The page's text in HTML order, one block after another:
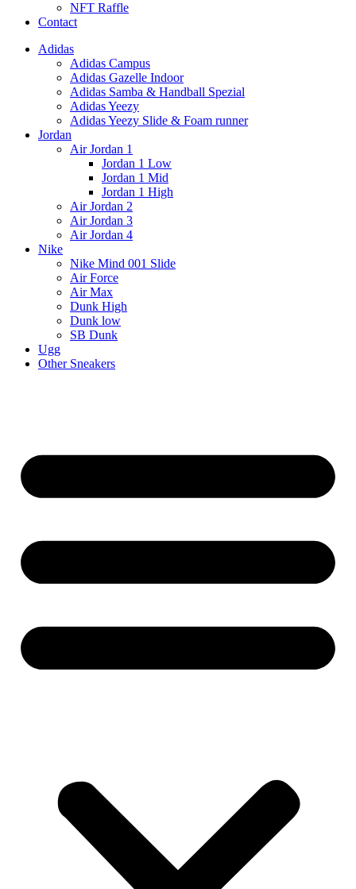
NFT Raffle
Contact
Adidas
Adidas Campus
Adidas Gazelle Indoor
Adidas Samba & Handball Spezial
Adidas Yeezy
Adidas Yeezy Slide & Foam runner
Jordan
Air Jordan 1
Jordan 1 Low
Jordan 1 Mid
Jordan 1 High
Air Jordan 2
Air Jordan 3
Air Jordan 4
Nike
Nike Mind 001 Slide
Air Force
Air Max
Dunk High
Dunk low
SB Dunk
Ugg
Other Sneakers